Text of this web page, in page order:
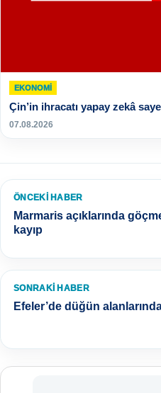
EKONOMI
Çin’in ihracatı yapay zekâ
07.08.2026
ÖNCEKI HABER
Marmaris açıklarında
kayıp
SONRAKI HABER
Efeler’de düğün